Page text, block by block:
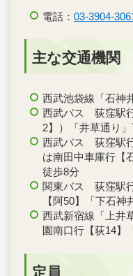
電話： 03-3904-
主な交通機関
西武池袋線「石神
西武バス 荻窪駅
2】）「井草通り
西武バス 荻窪駅
は南田中車庫行【
徒歩8分
関東バス 荻窪駅
【阿50】「下石
西武新宿線「上
園南口行【荻14
定員